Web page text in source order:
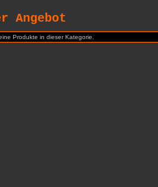
Angebot
Produkte in dieser Kategorie.